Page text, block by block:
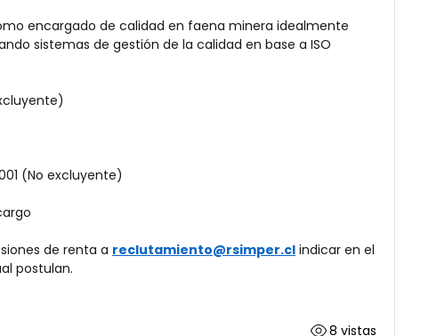
encargado de calidad en faena minera idealmente
sistemas de gestión de la calidad en base a ISO
(No excluyente)
de renta a reclutamiento@rsimper.cl indicar en el
postulan.
8 vistas